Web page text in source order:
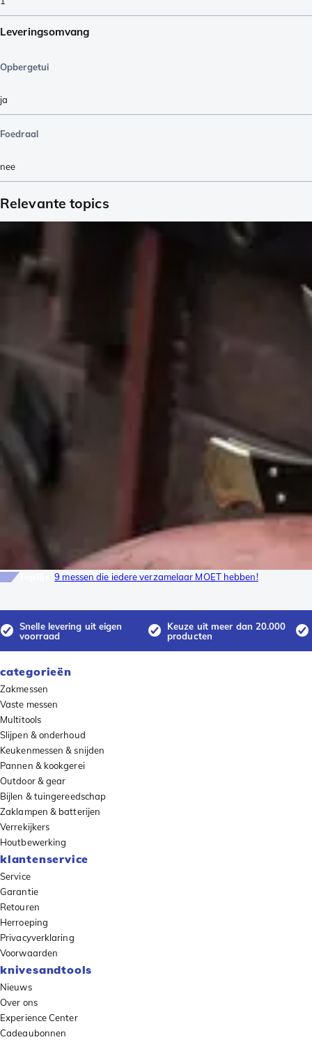
Leveringsomvang
Opbergetui
ja
Foedraal
nee
Relevante topics
Toplijst9 messen die iedere verzamelaar MOET hebben!
Snelle levering uit eigen
voorraad
Keuze uit meer dan 20.000
producten
categorieën
Zakmessen
Vaste messen
Multitools
Slijpen & onderhoud
Keukenmessen & snijden
Pannen & kookgerei
Outdoor & gear
Bijlen & tuingereedschap
Zaklampen & batterijen
Verrekijkers
Houtbewerking
klantenservice
Service
Garantie
Retouren
Herroeping
Privacyverklaring
Voorwaarden
knivesandtools
Nieuws
Over ons
Experience Center
Cadeaubonnen